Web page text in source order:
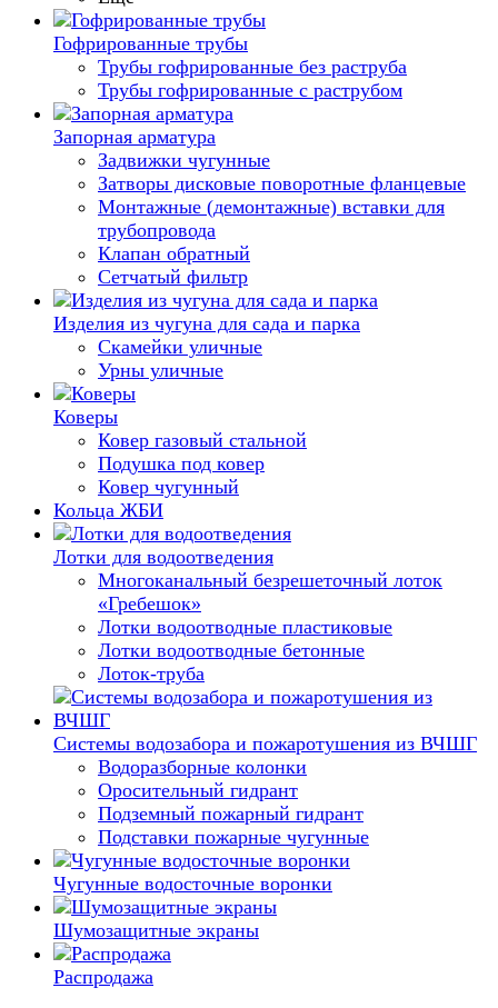
Гофрированные трубы
Трубы гофрированные без раструба
Трубы гофрированные с раструбом
Запорная арматура
Задвижки чугунные
Затворы дисковые поворотные фланцевые
Монтажные (демонтажные) вставки для
трубопровода
Клапан обратный
Сетчатый фильтр
Изделия из чугуна для сада и парка
Скамейки уличные
Урны уличные
Коверы
Ковер газовый стальной
Подушка под ковер
Ковер чугунный
Кольца ЖБИ
Лотки для водоотведения
Многоканальный безрешеточный лоток
«Гребешок»
Лотки водоотводные пластиковые
Лотки водоотводные бетонные
Лоток-труба
Системы водозабора и пожаротушения из ВЧШГ
Водоразборные колонки
Оросительный гидрант
Подземный пожарный гидрант
Подставки пожарные чугунные
Чугунные водосточные воронки
Шумозащитные экраны
Распродажа